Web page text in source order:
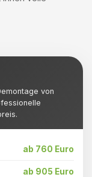
von
ab 760 Euro
ab 905 Euro